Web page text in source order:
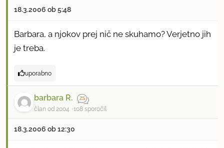
18.3.2006 ob 5:48
Barbara, a njokov prej nič ne skuhamo? Verjetno jih
je treba.
uporabno
barbara R.
član od 2004 108 sporočil
18.3.2006 ob 12:30